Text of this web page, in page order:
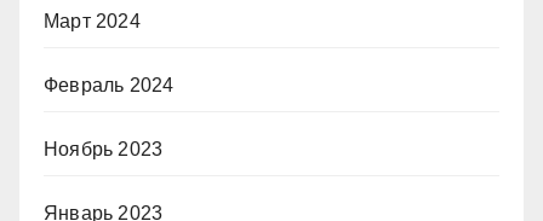
Март 2024
Февраль 2024
Ноябрь 2023
Январь 2023